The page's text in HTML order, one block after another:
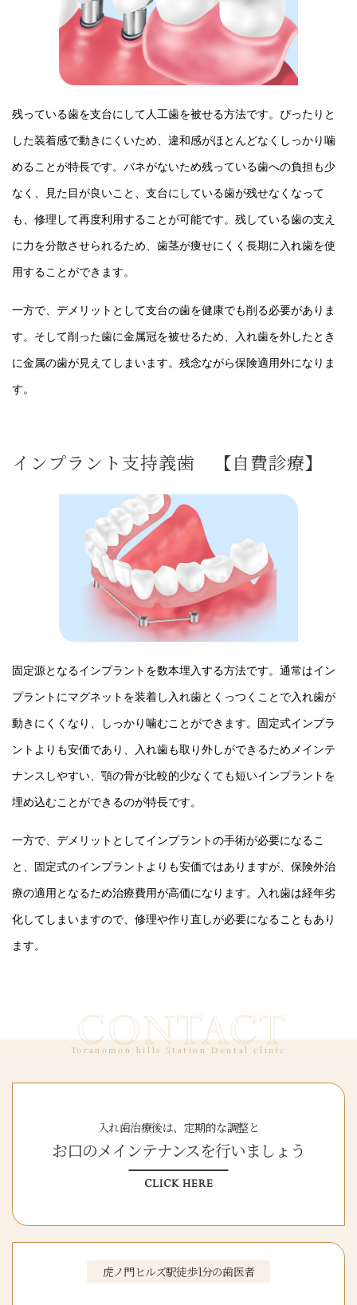
残っている歯を支台にして人工歯を被せる方法です。ぴったりと
した装着感で動きにくいため、違和感がほとんどなくしっかり噛
めることが特長です。バネがないため残っている歯への負担も少
なく、見た目が良いこと、支台にしている歯が残せなくなって
も、修理して再度利用することが可能です。残している歯の支え
に力を分散させられるため、歯茎が痩せにくく長期に入れ歯を使
用することができます。
一方で、デメリットとして支台の歯を健康でも削る必要がありま
す。そして削った歯に金属冠を被せるため、入れ歯を外したとき
に金属の歯が見えてしまいます。残念ながら保険適用外になりま
す。
インプラント支持義歯 【自費診療】
固定源となるインプラントを数本埋入する方法です。通常はイン
プラントにマグネットを装着し入れ歯とくっつくことで入れ歯が
動きにくくなり、しっかり噛むことができます。固定式インプラ
ントよりも安価であり、入れ歯も取り外しができるためメインテ
ナンスしやすい、顎の骨が比較的少なくても短いインプラントを
埋め込むことができるのが特長です。
一方で、デメリットとしてインプラントの手術が必要になるこ
と、固定式のインプラントよりも安価ではありますが、保険外治
療の適用となるため治療費用が高価になります。入れ歯は経年劣
化してしまいますので、修理や作り直しが必要になることもあり
ます。
CONTACT
Toranomon hills Station Dental clinic
入れ歯治療後は、定期的な調整と
お口のメインテナンスを行いましょう
CLICK HERE
虎ノ門ヒルズ駅徒歩1分の歯医者